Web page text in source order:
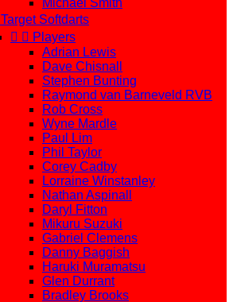
Michael Smith
Target Softdarts
  Players
Adrian Lewis
Dave Chisnall
Stephen Bunting
Raymond van Barneveld RVB
Rob Cross
Wyne Mardle
Paul Lim
Phil Taylor
Corey Cadby
Lorraine Winstanley
Nathan Aspinall
Daryl Fitton
Mikuru Suzuki
Gabriel Clemens
Danny Baggish
Haruki Muramatsu
Glen Durrant
Bradley Brooks